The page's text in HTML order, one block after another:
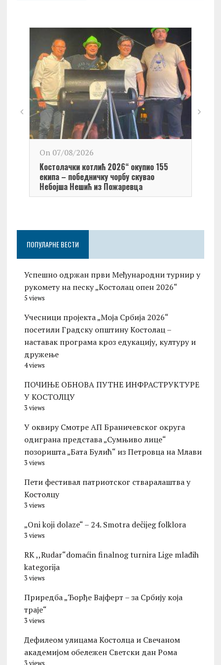
On 07/08/2026
Kостолачки котлић 2026“ окупио 155
екипа – победничку чорбу скувао
Небојша Нешић из Пожаревца
ПОПУЛАРНЕ ВЕСТИ
Успешно одржан први Међународни турнир у
рукомету на песку „Костолац опен 2026“
5 views
Учесници пројекта „Моја Србија 2026“
посетили Градску општину Костолац –
наставак програма кроз едукацију, културу и
дружење
4 views
ПОЧИЊЕ ОБНОВА ПУТНЕ ИНФРАСТРУКТУРЕ
У КОСТОЛЦУ
3 views
У оквиру Смотре АП Браничевског округа
одиграна представа „Сумњиво лице“
позоришта „Бата Булић“ из Петровца на Млави
3 views
Пети фестивал патриотског стваралаштва у
Костолцу
3 views
„Oni koji dolaze“ – 24. Smotra dečijeg folklora
3 views
RK ,,Rudar“domaćin finalnog turnira Lige mlađih
kategorija
3 views
Приредба „Ђорђе Вајферт – за Србију која
траје“
3 views
Дефилеом улицама Костолца и Свечаном
академијом обележен Светски дан Рома
3 views